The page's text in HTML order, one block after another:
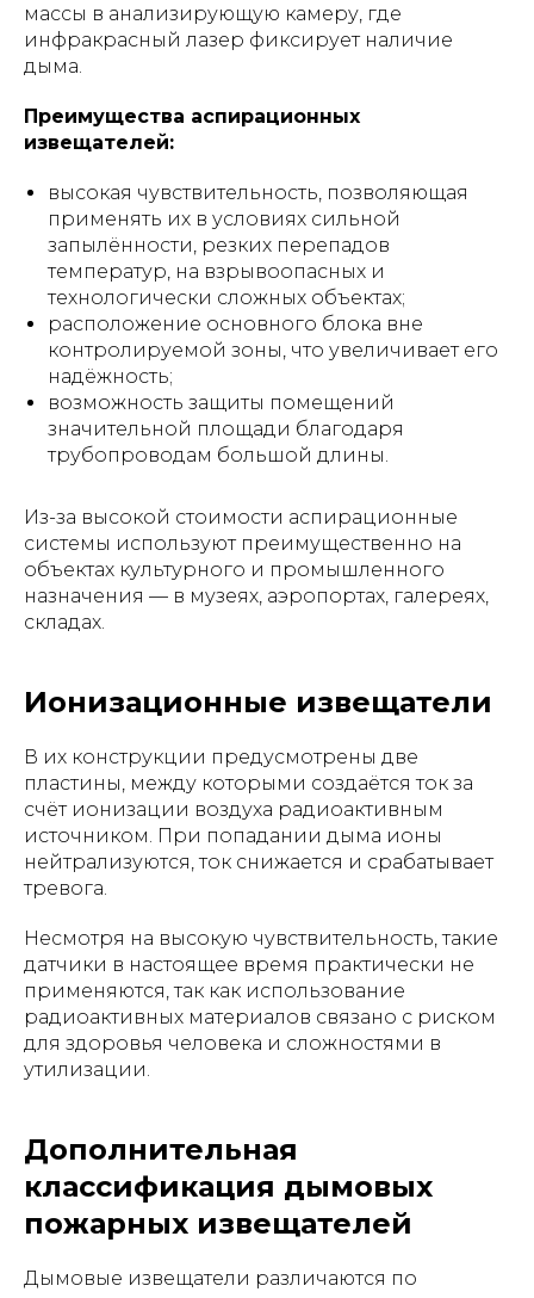
массы в анализирующую камеру, где
инфракрасный лазер фиксирует наличие
дыма.
Преимущества аспирационных
извещателей:
высокая чувствительность, позволяющая
применять их в условиях сильной
запылённости, резких перепадов
температур, на взрывоопасных и
технологически сложных объектах;
расположение основного блока вне
контролируемой зоны, что увеличивает его
надёжность;
возможность защиты помещений
значительной площади благодаря
трубопроводам большой длины.
Из-за высокой стоимости аспирационные
системы используют преимущественно на
объектах культурного и промышленного
назначения — в музеях, аэропортах, галереях,
складах.
Ионизационные извещатели
В их конструкции предусмотрены две
пластины, между которыми создаётся ток за
счёт ионизации воздуха радиоактивным
источником. При попадании дыма ионы
нейтрализуются, ток снижается и срабатывает
тревога.
Несмотря на высокую чувствительность, такие
датчики в настоящее время практически не
применяются, так как использование
радиоактивных материалов связано с риском
для здоровья человека и сложностями в
утилизации.
Дополнительная
классификация дымовых
пожарных извещателей
Дымовые извещатели различаются по